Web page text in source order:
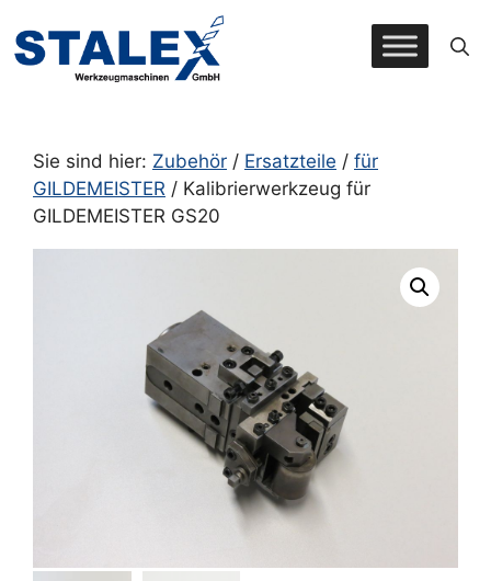
Inhalt
springen
Sie sind hier: Zubehör / Ersatzteile / für
GILDEMEISTER / Kalibrierwerkzeug für
GILDEMEISTER GS20